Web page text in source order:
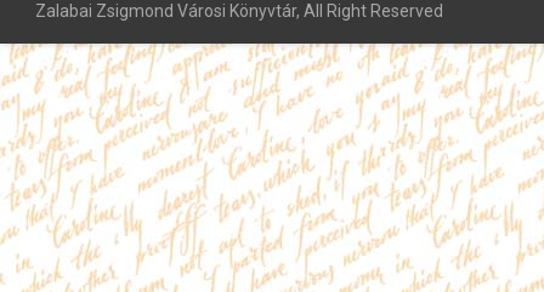
Zalabai Zsigmond Városi Könyvtár, All Right Reserved